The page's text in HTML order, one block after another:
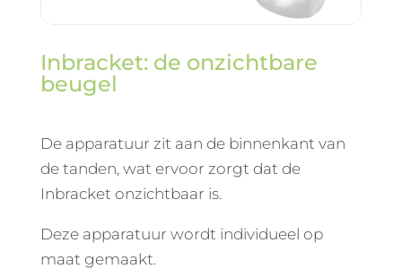
Inbracket: de onzichtbare
beugel
De apparatuur zit aan de binnenkant van
de tanden, wat ervoor zorgt dat de
Inbracket onzichtbaar is.
Deze apparatuur wordt individueel op
maat gemaakt.